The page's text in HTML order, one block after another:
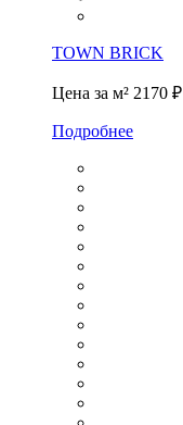
TOWN BRICK
Цена за м² 2170 ₽
Подробнее